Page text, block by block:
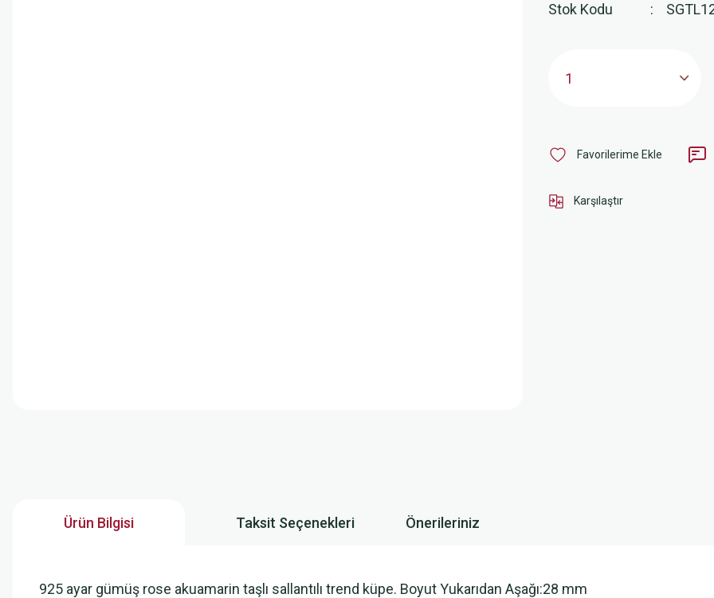
Stok Kodu
Karşılaştır
Ürün Bilgisi Taksit Seçenekleri Önerileriniz
925 ayar gümüş rose akuamarin taşlı sallantılı trend küpe. Boyut Yukarıdan Aşağı:28 mm